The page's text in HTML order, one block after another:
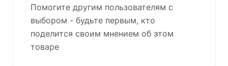
Помогите другим пользователям с
выбором - будьте первым, кто
поделится своим мнением об этом
товаре